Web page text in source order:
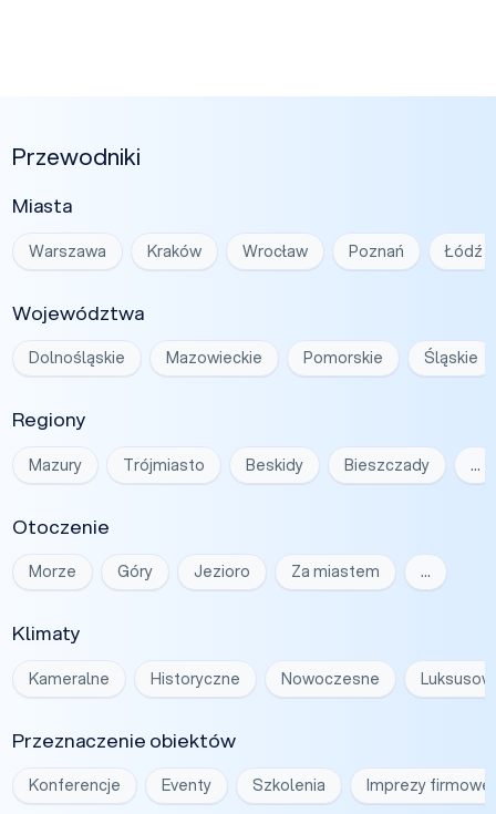
Przewodniki
Miasta
Warszawa Kraków Wrocław Poznań Łódź
Województwa
Dolnośląskie Mazowieckie Pomorskie Śląskie
Regiony
Mazury Trójmiasto Beskidy Bieszczady …
Otoczenie
Morze Góry Jezioro Za miastem …
Klimaty
Kameralne Historyczne Nowoczesne
Przeznaczenie obiektów
Konferencje Eventy Szkolenia Imprezy firmowe